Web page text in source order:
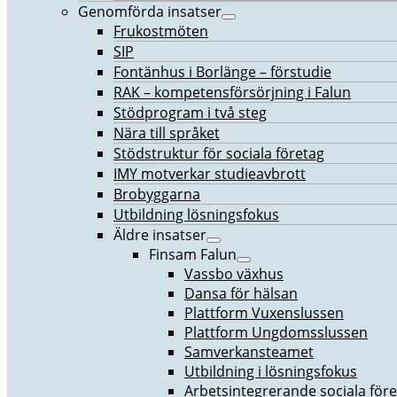
Genomförda insatser
Frukostmöten
SIP
Fontänhus i Borlänge – förstudie
RAK – kompetensförsörjning i Falun
Stödprogram i två steg
Nära till språket
Stödstruktur för sociala företag
IMY motverkar studieavbrott
Brobyggarna
Utbildning lösningsfokus
Äldre insatser
Finsam Falun
Vassbo växhus
Dansa för hälsan
Plattform Vuxenslussen
Plattform Ungdomsslussen
Samverkansteamet
Utbildning i lösningsfokus
Arbetsintegrerande sociala